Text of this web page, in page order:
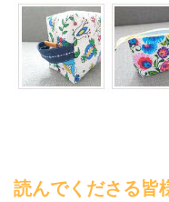
読んでくださる皆